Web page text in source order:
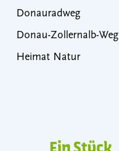
Donauradweg
Donau-Zollernalb-Weg
Heimat Natur